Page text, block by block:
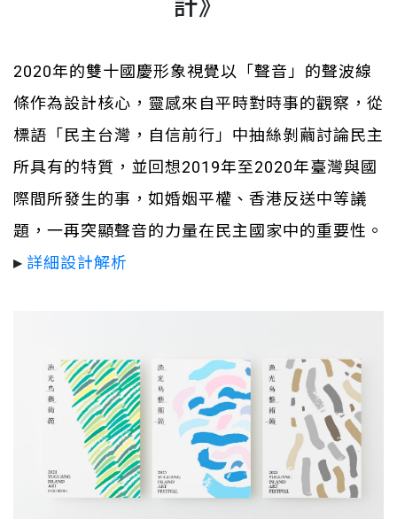
計》
2020年的雙十國慶形象視覺以「聲音」的聲波線
條作為設計核心，靈感來自平時對時事的觀察，從
標語「民主台灣，自信前行」中抽絲剝繭討論民主
所具有的特質，並回想2019年至2020年臺灣與國
際間所發生的事，如婚姻平權、香港反送中等議
題，一再突顯聲音的力量在民主國家中的重要性。
▸ 詳細設計解析